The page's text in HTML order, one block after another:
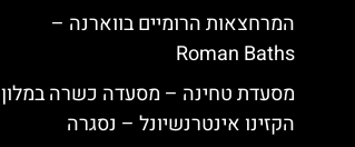
המרחצאות הרומיים בווארנה –
Roman Baths
מסעדת טחינה – מסעדה כשרה במלון
הקזינו אינטרנשיונל – נסגרה